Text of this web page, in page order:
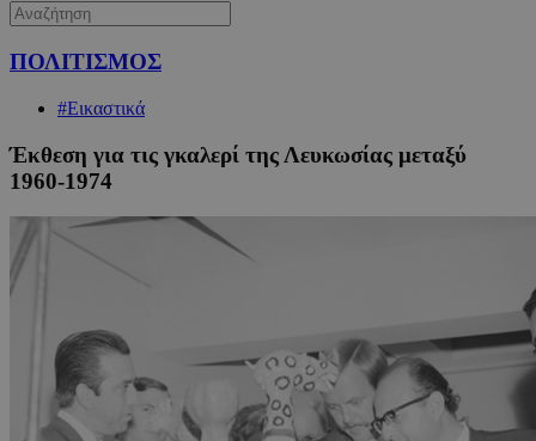
ΠΟΛΙΤΙΣΜΟΣ
#Εικαστικά
Έκθεση για τις γκαλερί της Λευκωσίας μεταξύ
1960-1974